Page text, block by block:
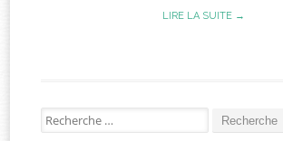
LIRE LA SUITE →
Recherche
pour: